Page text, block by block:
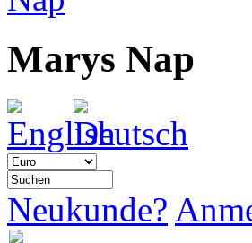
Marys Nap
Neukunde?